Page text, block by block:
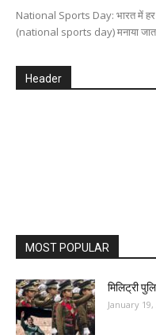
National Sports Day: भारत में हर
(national sports day) मनाया जाता
Header
MOST POPULAR
मिलिट्री
January 19,